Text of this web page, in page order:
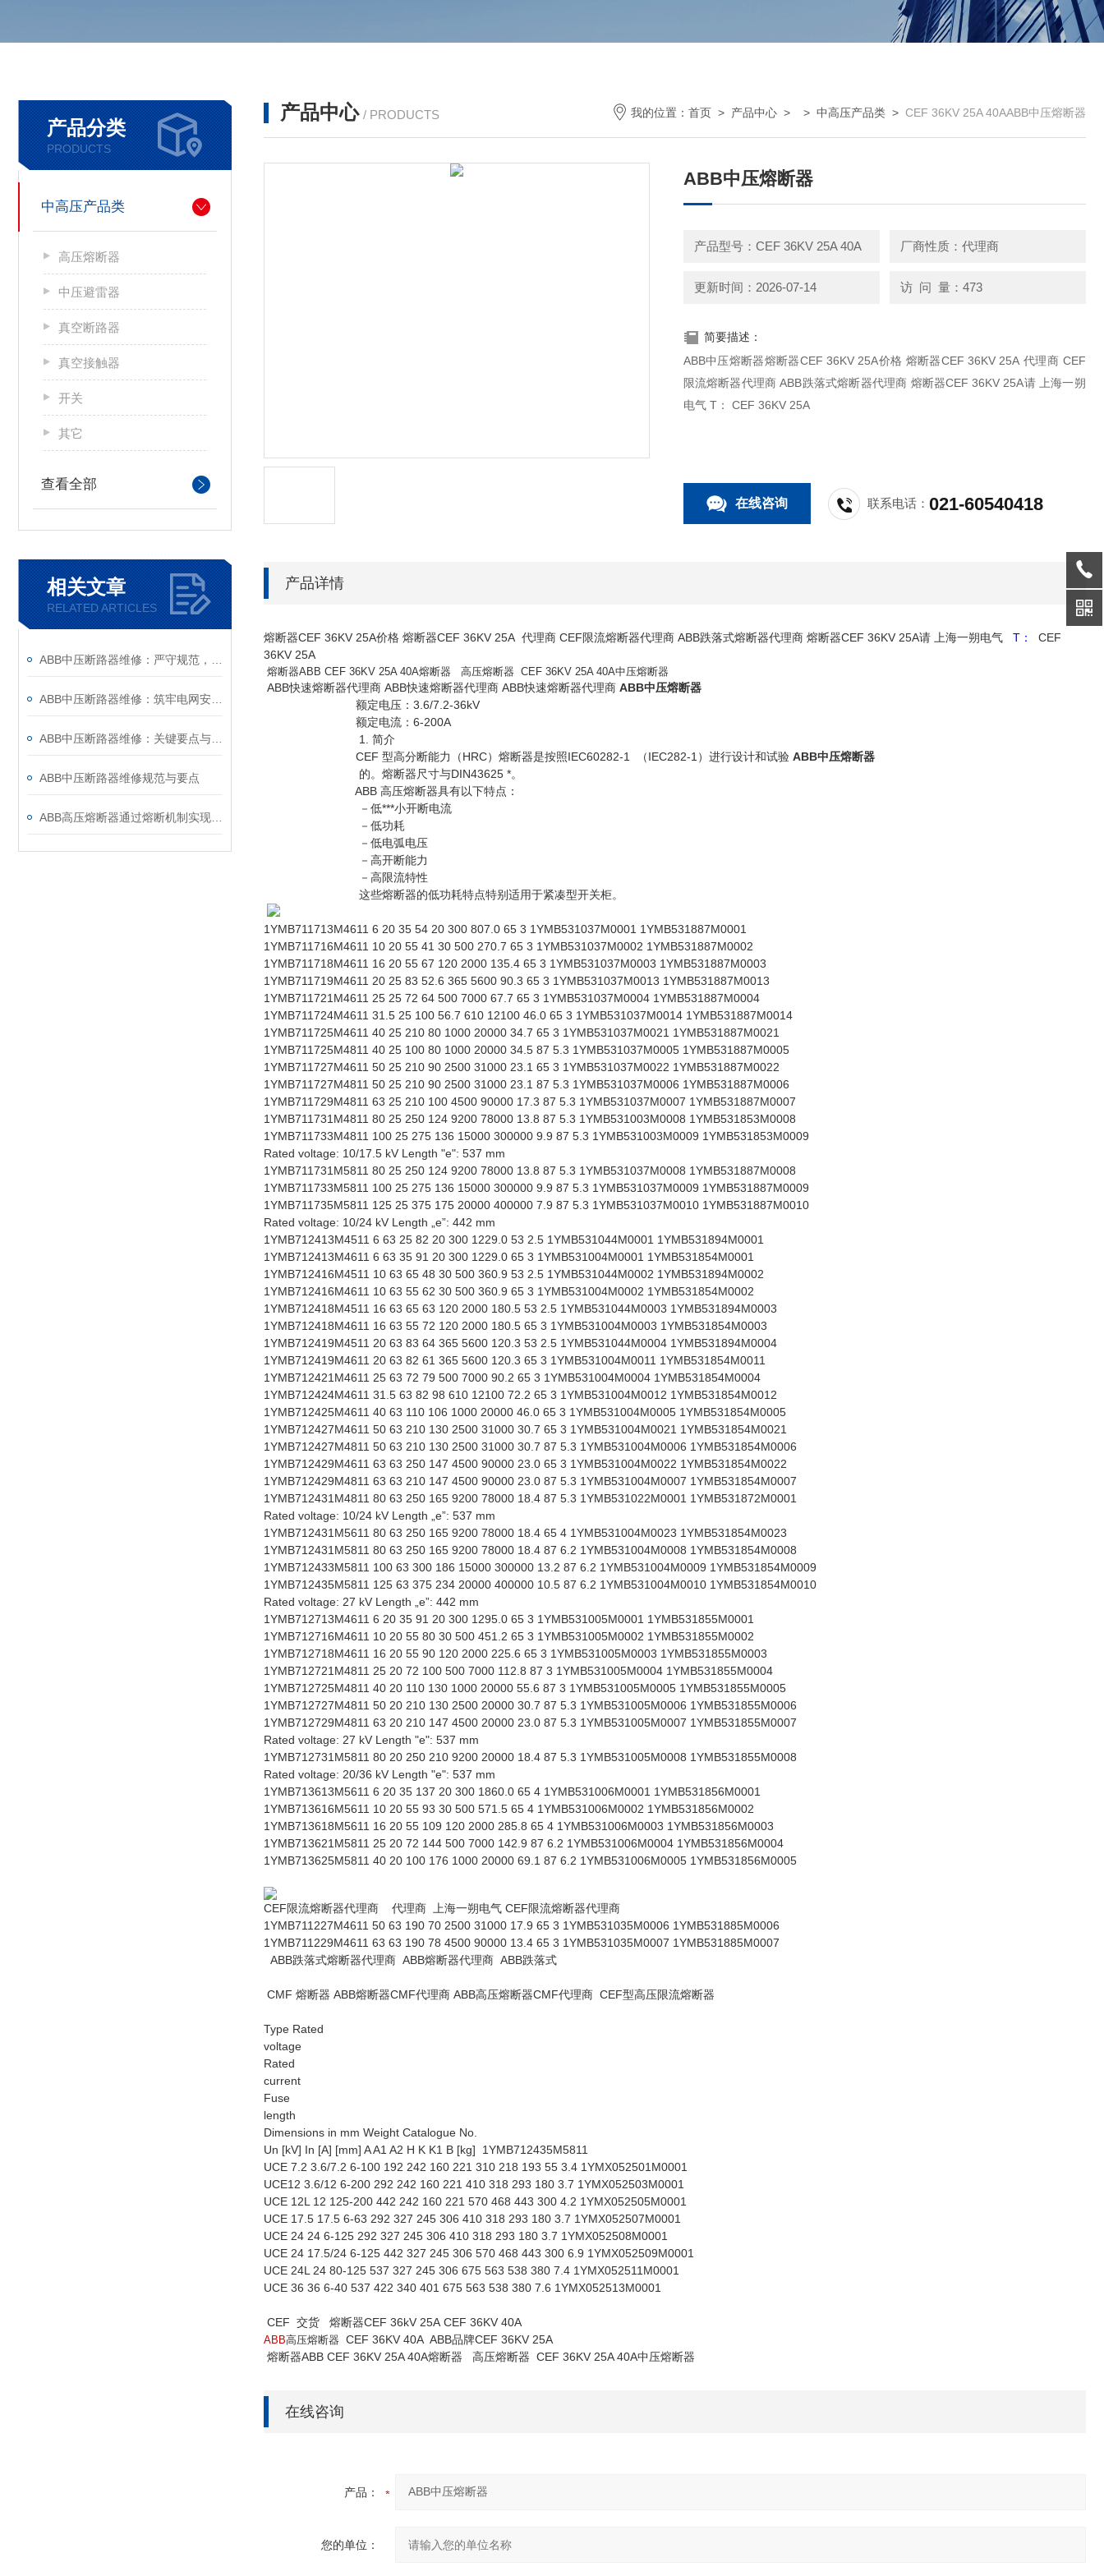
产品分类
PRODUCTS
中高压产品类
高压熔断器
中压避雷器
真空断路器
真空接触器
开关
其它
查看全部
相关文章
RELATED ARTICLES
ABB中压断路器维修规范与要点
产品中心 / PRODUCTS 我的位置： 首页 > 产品中心 > > 中高压产品类 > CEF 36KV 25A 40AABB中压熔断器
ABB中压熔断器
产品型号：CEF 36KV 25A 40A 厂商性质：代理商
更新时间：2026-07-14 访 问 量：473
简要描述：
ABB中压熔断器熔断器CEF 36KV 25A价格 熔断器CEF 36KV 25A 代理商 CEF
限流熔断器代理商 ABB跌落式熔断器代理商 熔断器CEF 36KV 25A请 上海一朔
电气 T： CEF 36KV 25A
在线咨询 联系电话：021-60540418
产品详情
熔断器CEF 36KV 25A价格 熔断器CEF 36KV 25A 代理商 CEF限流熔断器代理商 ABB跌落式熔断器代理商 熔断器CEF 36KV 25A请 上海一朔电气 T：
CEF
36KV 25A
熔断器ABB CEF 36KV 25A 40A熔断器 高压熔断器 CEF 36KV 25A 40A中压熔断器
ABB快速熔断器代理商 ABB快速熔断器代理商 ABB快速熔断器代理商 ABB中压熔断器
额定电压：3.6/7.2-36kV
额定电流：6-200A
1. 简介
CEF 型高分断能力（HRC）熔断器是按照IEC60282-1 （IEC282-1）进行设计和试验 ABB中压熔断器
的。熔断器尺寸与DIN43625 *。
ABB 高压熔断器具有以下特点：
－低***小开断电流
－低功耗
－低电弧电压
－高开断能力
－高限流特性
这些熔断器的低功耗特点特别适用于紧凑型开关柜。
1YMB711713M4611 6 20 35 54 20 300 807.0 65 3 1YMB531037M0001 1YMB531887M0001
1YMB711716M4611 10 20 55 41 30 500 270.7 65 3 1YMB531037M0002 1YMB531887M0002
1YMB711718M4611 16 20 55 67 120 2000 135.4 65 3 1YMB531037M0003 1YMB531887M0003
1YMB711719M4611 20 25 83 52.6 365 5600 90.3 65 3 1YMB531037M0013 1YMB531887M0013
1YMB711721M4611 25 25 72 64 500 7000 67.7 65 3 1YMB531037M0004 1YMB531887M0004
1YMB711724M4611 31.5 25 100 56.7 610 12100 46.0 65 3 1YMB531037M0014 1YMB531887M0014
1YMB711725M4611 40 25 210 80 1000 20000 34.7 65 3 1YMB531037M0021 1YMB531887M0021
1YMB711725M4811 40 25 100 80 1000 20000 34.5 87 5.3 1YMB531037M0005 1YMB531887M0005
1YMB711727M4611 50 25 210 90 2500 31000 23.1 65 3 1YMB531037M0022 1YMB531887M0022
1YMB711727M4811 50 25 210 90 2500 31000 23.1 87 5.3 1YMB531037M0006 1YMB531887M0006
1YMB711729M4811 63 25 210 100 4500 90000 17.3 87 5.3 1YMB531037M0007 1YMB531887M0007
1YMB711731M4811 80 25 250 124 9200 78000 13.8 87 5.3 1YMB531003M0008 1YMB531853M0008
1YMB711733M4811 100 25 275 136 15000 300000 9.9 87 5.3 1YMB531003M0009 1YMB531853M0009
Rated voltage: 10/17.5 kV Length "e": 537 mm
1YMB711731M5811 80 25 250 124 9200 78000 13.8 87 5.3 1YMB531037M0008 1YMB531887M0008
1YMB711733M5811 100 25 275 136 15000 300000 9.9 87 5.3 1YMB531037M0009 1YMB531887M0009
1YMB711735M5811 125 25 375 175 20000 400000 7.9 87 5.3 1YMB531037M0010 1YMB531887M0010
Rated voltage: 10/24 kV Length „e”: 442 mm
1YMB712413M4511 6 63 25 82 20 300 1229.0 53 2.5 1YMB531044M0001 1YMB531894M0001
1YMB712413M4611 6 63 35 91 20 300 1229.0 65 3 1YMB531004M0001 1YMB531854M0001
1YMB712416M4511 10 63 65 48 30 500 360.9 53 2.5 1YMB531044M0002 1YMB531894M0002
1YMB712416M4611 10 63 55 62 30 500 360.9 65 3 1YMB531004M0002 1YMB531854M0002
1YMB712418M4511 16 63 65 63 120 2000 180.5 53 2.5 1YMB531044M0003 1YMB531894M0003
1YMB712418M4611 16 63 55 72 120 2000 180.5 65 3 1YMB531004M0003 1YMB531854M0003
1YMB712419M4511 20 63 83 64 365 5600 120.3 53 2.5 1YMB531044M0004 1YMB531894M0004
1YMB712419M4611 20 63 82 61 365 5600 120.3 65 3 1YMB531004M0011 1YMB531854M0011
1YMB712421M4611 25 63 72 79 500 7000 90.2 65 3 1YMB531004M0004 1YMB531854M0004
1YMB712424M4611 31.5 63 82 98 610 12100 72.2 65 3 1YMB531004M0012 1YMB531854M0012
1YMB712425M4611 40 63 110 106 1000 20000 46.0 65 3 1YMB531004M0005 1YMB531854M0005
1YMB712427M4611 50 63 210 130 2500 31000 30.7 65 3 1YMB531004M0021 1YMB531854M0021
1YMB712427M4811 50 63 210 130 2500 31000 30.7 87 5.3 1YMB531004M0006 1YMB531854M0006
1YMB712429M4611 63 63 250 147 4500 90000 23.0 65 3 1YMB531004M0022 1YMB531854M0022
1YMB712429M4811 63 63 210 147 4500 90000 23.0 87 5.3 1YMB531004M0007 1YMB531854M0007
1YMB712431M4811 80 63 250 165 9200 78000 18.4 87 5.3 1YMB531022M0001 1YMB531872M0001
Rated voltage: 10/24 kV Length „e”: 537 mm
1YMB712431M5611 80 63 250 165 9200 78000 18.4 65 4 1YMB531004M0023 1YMB531854M0023
1YMB712431M5811 80 63 250 165 9200 78000 18.4 87 6.2 1YMB531004M0008 1YMB531854M0008
1YMB712433M5811 100 63 300 186 15000 300000 13.2 87 6.2 1YMB531004M0009 1YMB531854M0009
1YMB712435M5811 125 63 375 234 20000 400000 10.5 87 6.2 1YMB531004M0010 1YMB531854M0010
Rated voltage: 27 kV Length „e”: 442 mm
1YMB712713M4611 6 20 35 91 20 300 1295.0 65 3 1YMB531005M0001 1YMB531855M0001
1YMB712716M4611 10 20 55 80 30 500 451.2 65 3 1YMB531005M0002 1YMB531855M0002
1YMB712718M4611 16 20 55 90 120 2000 225.6 65 3 1YMB531005M0003 1YMB531855M0003
1YMB712721M4811 25 20 72 100 500 7000 112.8 87 3 1YMB531005M0004 1YMB531855M0004
1YMB712725M4811 40 20 110 130 1000 20000 55.6 87 3 1YMB531005M0005 1YMB531855M0005
1YMB712727M4811 50 20 210 130 2500 20000 30.7 87 5.3 1YMB531005M0006 1YMB531855M0006
1YMB712729M4811 63 20 210 147 4500 20000 23.0 87 5.3 1YMB531005M0007 1YMB531855M0007
Rated voltage: 27 kV Length "e": 537 mm
1YMB712731M5811 80 20 250 210 9200 20000 18.4 87 5.3 1YMB531005M0008 1YMB531855M0008
Rated voltage: 20/36 kV Length "e": 537 mm
1YMB713613M5611 6 20 35 137 20 300 1860.0 65 4 1YMB531006M0001 1YMB531856M0001
1YMB713616M5611 10 20 55 93 30 500 571.5 65 4 1YMB531006M0002 1YMB531856M0002
1YMB713618M5611 16 20 55 109 120 2000 285.8 65 4 1YMB531006M0003 1YMB531856M0003
1YMB713621M5811 25 20 72 144 500 7000 142.9 87 6.2 1YMB531006M0004 1YMB531856M0004
1YMB713625M5811 40 20 100 176 1000 20000 69.1 87 6.2 1YMB531006M0005 1YMB531856M0005
CEF限流熔断器代理商 代理商 上海一朔电气 CEF限流熔断器代理商
1YMB711227M4611 50 63 190 70 2500 31000 17.9 65 3 1YMB531035M0006 1YMB531885M0006
1YMB711229M4611 63 63 190 78 4500 90000 13.4 65 3 1YMB531035M0007 1YMB531885M0007
ABB跌落式熔断器代理商 ABB熔断器代理商 ABB跌落式
CMF 熔断器 ABB熔断器CMF代理商 ABB高压熔断器CMF代理商 CEF型高压限流熔断器
Type Rated
voltage
Rated
current
Fuse
length
Dimensions in mm Weight Catalogue No.
Un [kV] In [A] [mm] A A1 A2 H K K1 B [kg] 1YMB712435M5811
UCE 7.2 3.6/7.2 6-100 192 242 160 221 310 218 193 55 3.4 1YMX052501M0001
UCE12 3.6/12 6-200 292 242 160 221 410 318 293 180 3.7 1YMX052503M0001
UCE 12L 12 125-200 442 242 160 221 570 468 443 300 4.2 1YMX052505M0001
UCE 17.5 17.5 6-63 292 327 245 306 410 318 293 180 3.7 1YMX052507M0001
UCE 24 24 6-125 292 327 245 306 410 318 293 180 3.7 1YMX052508M0001
UCE 24 17.5/24 6-125 442 327 245 306 570 468 443 300 6.9 1YMX052509M0001
UCE 24L 24 80-125 537 327 245 306 675 563 538 380 7.4 1YMX052511M0001
UCE 36 36 6-40 537 422 340 401 675 563 538 380 7.6 1YMX052513M0001
CEF 交货 熔断器CEF 36kV 25A CEF 36KV 40A
ABB高压熔断器 CEF 36KV 40A ABB品牌CEF 36KV 25A
熔断器ABB CEF 36KV 25A 40A熔断器 高压熔断器 CEF 36KV 25A 40A中压熔断器
在线咨询
产品：
您的单位：